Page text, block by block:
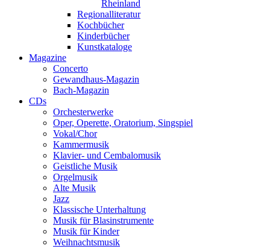
Rheinland
Regionalliteratur
Kochbücher
Kinderbücher
Kunstkataloge
Magazine
Concerto
Gewandhaus-Magazin
Bach-Magazin
CDs
Orchesterwerke
Oper, Operette, Oratorium, Singspiel
Vokal/Chor
Kammermusik
Klavier- und Cembalomusik
Geistliche Musik
Orgelmusik
Alte Musik
Jazz
Klassische Unterhaltung
Musik für Blasinstrumente
Musik für Kinder
Weihnachtsmusik